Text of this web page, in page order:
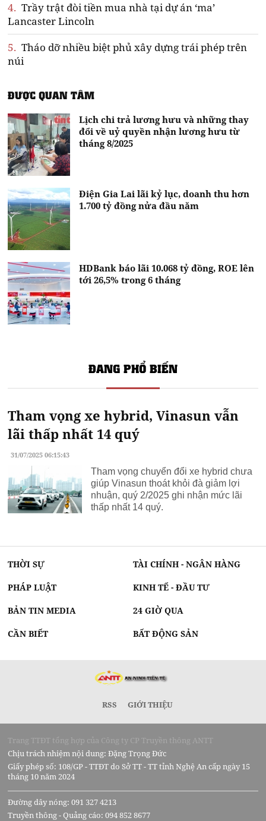
4. Trầy trật đòi tiền mua nhà tại dự án ‘ma’
Lancaster Lincoln
5. Tháo dỡ nhiều biệt phủ xây dựng trái phép trên
núi
ĐƯỢC QUAN TÂM
Lịch chi trả lương hưu và những thay
đổi về uỷ quyền nhận lương hưu từ
tháng 8/2025
Điện Gia Lai lãi kỷ lục, doanh thu hơn
1.700 tỷ đồng nửa đầu năm
HDBank báo lãi 10.068 tỷ đồng, ROE lên
tới 26,5% trong 6 tháng
ĐANG PHỔ BIẾN
Tham vọng xe hybrid, Vinasun vẫn
lãi thấp nhất 14 quý
31/07/2025 06:15:43
Tham vọng chuyển đổi xe hybrid chưa
giúp Vinasun thoát khỏi đà giảm lợi
nhuận, quý 2/2025 ghi nhận mức lãi
thấp nhất 14 quý.
THỜI SỰ TÀI CHÍNH - NGÂN HÀNG
PHÁP LUẬT KINH TẾ - ĐẦU TƯ
BẢN TIN MEDIA 24 GIỜ QUA
CẦN BIẾT BẤT ĐỘNG SẢN
RSS GIỚI THIỆU
Trang TTĐT tổng hợp của Công ty CP Truyền thông ANTT
Chịu trách nhiệm nội dung: Đặng Trọng Đức
Giấy phép số: 108/GP - TTĐT do Sở TT - TT tỉnh Nghệ An cấp ngày 15
tháng 10 năm 2024
Đường dây nóng: 091 327 4213
Truyền thông - Quảng cáo: 094 852 8677